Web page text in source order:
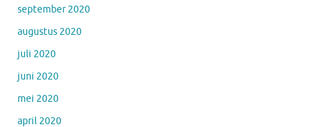
september 2020
augustus 2020
juli 2020
juni 2020
mei 2020
april 2020